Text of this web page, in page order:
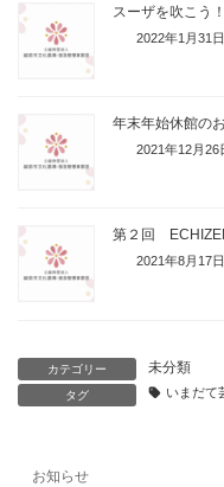
スーザを吹こう
2022年1月31日
年末年始休館の
2021年12月26
第２回
2021年8月17日
カテゴリー 未分類
タグ いまだて
お知らせ